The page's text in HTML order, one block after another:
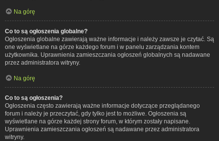
Na górę
Co to są ogłoszenia globalne?
Ogłoszenia globalne zawierają ważne informacje i należy zawsze je czytać. Są
one wyświetlane na górze każdego forum i w panelu zarządzania kontem
użytkownika. Uprawnienia zamieszczania ogłoszeń globalnych są nadawane
przez administratora witryny.
Na górę
Co to są ogłoszenia?
Ogłoszenia często zawierają ważne informacje dotyczące przeglądanego
forum i należy je przeczytać, gdy tylko jest to możliwe. Ogłoszenia są
wyświetlane na górze każdej strony forum, w którym zostały napisane.
Uprawnienia zamieszczania ogłoszeń są nadawane przez administratora
witryny.